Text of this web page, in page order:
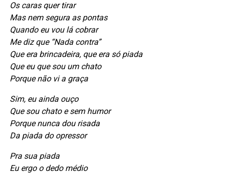
Os caras quer tirar
Mas nem segura as pontas
Quando eu vou lá cobrar
Me diz que “Nada contra”
Que era brincadeira, que era só piada
Que eu que sou um chato
Porque não vi a graça
Sim, eu ainda ouço
Que sou chato e sem humor
Porque nunca dou risada
Da piada do opressor
Pra sua piada
Eu ergo o dedo médio